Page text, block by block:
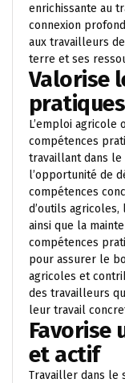
enrichissante au
connexion
aux travailleurs
terre et ses
Valorise
L’emploi agricole
compétences
travaillant dans
l’opportunité de
compétences
d’outils
ainsi que la
compétences
pour assurer le
agricoles et
des travailleurs
leur travail
Favorise
et actif
Travailler dans le